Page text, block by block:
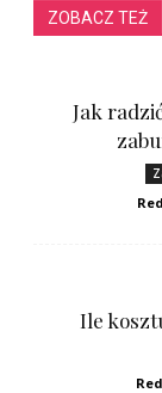
ZOBACZ TEŻ
Jak
Ile